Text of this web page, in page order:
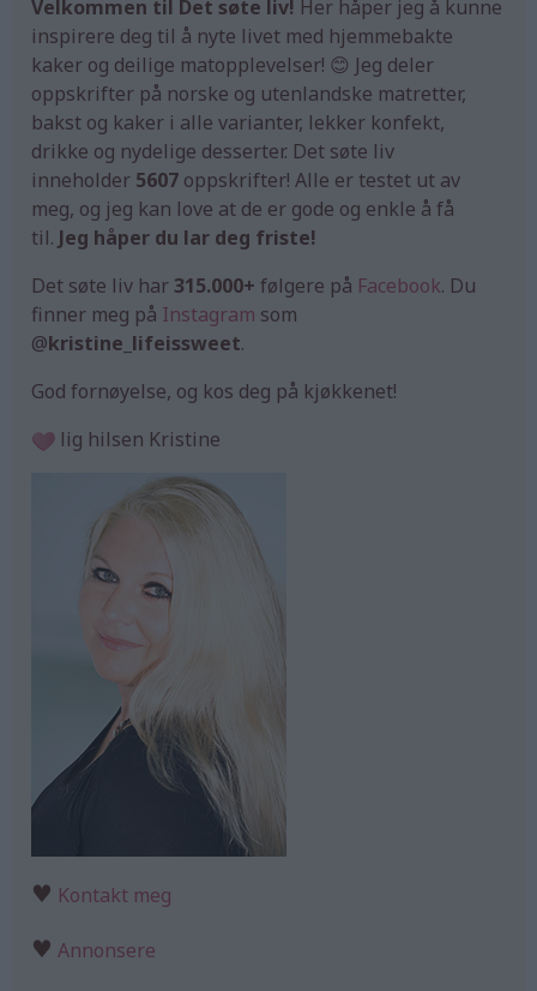
Velkommen til Det søte liv! Her håper jeg å kunne
inspirere deg til å nyte livet med hjemmebakte
kaker og deilige matopplevelser! 😊 Jeg deler
oppskrifter på norske og utenlandske matretter,
bakst og kaker i alle varianter, lekker konfekt,
drikke og nydelige desserter. Det søte liv
inneholder 5607 oppskrifter! Alle er testet ut av
meg, og jeg kan love at de er gode og enkle å få
til. Jeg håper du lar deg friste!
Det søte liv har315.000+ følgere på Facebook. Du
finner meg på Instagram som
@kristine_lifeissweet.
God fornøyelse, og kos deg på kjøkkenet!
lig hilsen Kristine
♥ Kontakt meg
♥ Annonsere